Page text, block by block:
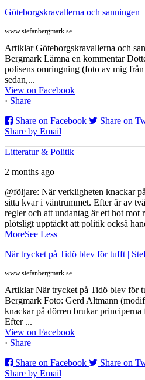
Göteborgskravallerna och sanningen
www.stefanbergmark.se
Artiklar Göteborgskravallerna och
Bergmark Lämna en kommentar
polisens omringning (foto av mig
sedan,...
View on Facebook
· Share
Share on Facebook
Share on
Share by Email
Litteratur & Politik
2 months ago
@följare: När verkligheten knackar
sitta kvar i väntrummet. Efter år av
regler och att undantag är ett hot mot
plötsligt upptäckt att politik också
MoreSee Less
När trycket på Tidö blev för tufft |
www.stefanbergmark.se
Artiklar När trycket på Tidö blev för
Bergmark Foto: Gerd Altmann
knackar på dörren brukar
Efter ...
View on Facebook
· Share
Share on Facebook
Share on
Share by Email